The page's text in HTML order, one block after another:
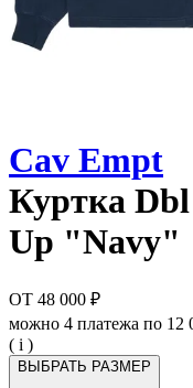
Cav Empt
Куртка
Up "Navy"
ОТ 48 000 ₽
можно 4 платежа по 12
( i )
ВЫБРАТЬ РАЗМЕР